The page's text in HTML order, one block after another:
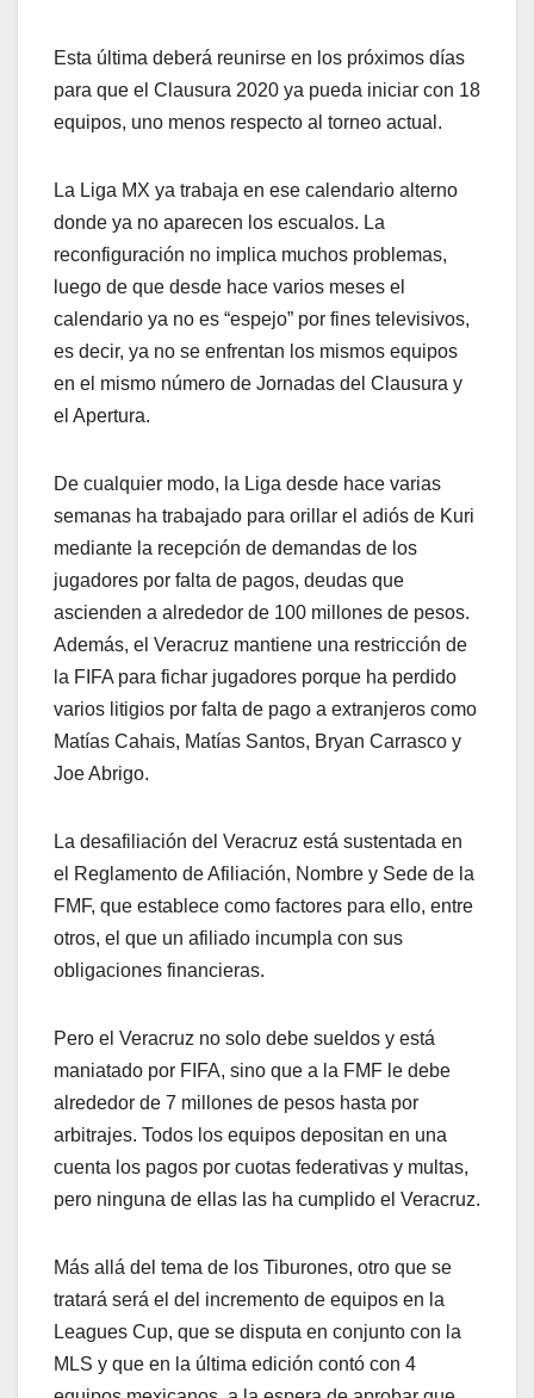
Esta última deberá reunirse en los próximos días
para que el Clausura 2020 ya pueda iniciar con 18
equipos, uno menos respecto al torneo actual.
La Liga MX ya trabaja en ese calendario alterno
donde ya no aparecen los escualos. La
reconfiguración no implica muchos problemas,
luego de que desde hace varios meses el
calendario ya no es “espejo” por fines televisivos,
es decir, ya no se enfrentan los mismos equipos
en el mismo número de Jornadas del Clausura y
el Apertura.
De cualquier modo, la Liga desde hace varias
semanas ha trabajado para orillar el adiós de Kuri
mediante la recepción de demandas de los
jugadores por falta de pagos, deudas que
ascienden a alrededor de 100 millones de pesos.
Además, el Veracruz mantiene una restricción de
la FIFA para fichar jugadores porque ha perdido
varios litigios por falta de pago a extranjeros como
Matías Cahais, Matías Santos, Bryan Carrasco y
Joe Abrigo.
La desafiliación del Veracruz está sustentada en
el Reglamento de Afiliación, Nombre y Sede de la
FMF, que establece como factores para ello, entre
otros, el que un afiliado incumpla con sus
obligaciones financieras.
Pero el Veracruz no solo debe sueldos y está
maniatado por FIFA, sino que a la FMF le debe
alrededor de 7 millones de pesos hasta por
arbitrajes. Todos los equipos depositan en una
cuenta los pagos por cuotas federativas y multas,
pero ninguna de ellas las ha cumplido el Veracruz.
Más allá del tema de los Tiburones, otro que se
tratará será el del incremento de equipos en la
Leagues Cup, que se disputa en conjunto con la
MLS y que en la última edición contó con 4